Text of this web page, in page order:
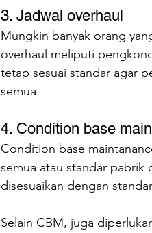
3. Jadwal overhaul
Mungkin banyak orang
overhaul meliputi
tetap sesuai standar agar
semua.
4. Condition base
Condition base
semua atau standar pabrik
disesuaikan dengan
Selain CBM, juga